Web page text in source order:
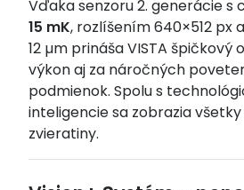
Vďaka senzoru 2. generácie s
15 mK, rozlíšením 640×512 px
12 µm prináša VISTA špičkový
výkon aj za náročných
podmienok. Spolu s
inteligencie sa zobrazia
zvieratiny.